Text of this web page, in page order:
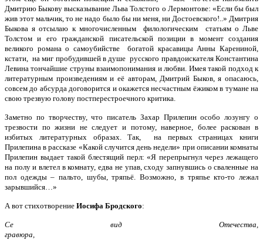
Дмитрию Быкову высказывание Льва Толстого о Лермонтове: «Если бы был
жив этот мальчик, то не надо было бы ни меня, ни Достоевского!..» Дмитрия
Быкова я отсылаю к многочисленным филологическим статьям о Льве
Толстом и его гражданской писательской позиции в момент создания
великого романа о самоубийстве богатой красавицы Анны Карениной,
кстати, на миг пробудившей в душе русского правдоискателя Константина
Левина тончайшие струны взаимопонимания и любви. Имея такой подход к
литературным произведениям и её авторам, Дмитрий Быков, я опасаюсь,
совсем до абсурда договорится и окажется несчастным ёжиком в тумане на
свою трезвую голову постперестроечного критика.
Заметно по творчеству, что писатель Захар Прилепин особо лозунгу о
трезвости по жизни не следует и потому, наверное, более раскован в
избитых литературных образах. Так, на первых страницах книги
Прилепина в рассказе «Какой случится день недели» при описании комнаты
Прилепин выдает такой блестящий перл: «Я перепрыгнул через лежащего
на полу и влетел в комнату, едва не упав, сходу запнувшись о сваленные на
пол одежды – пальто, шубы, тряпьё. Возможно, в тряпье кто-то лежал
зарывшийся…»
А вот стихотворение Иосифа Бродского:
Се вид Отечества,
гравюра,